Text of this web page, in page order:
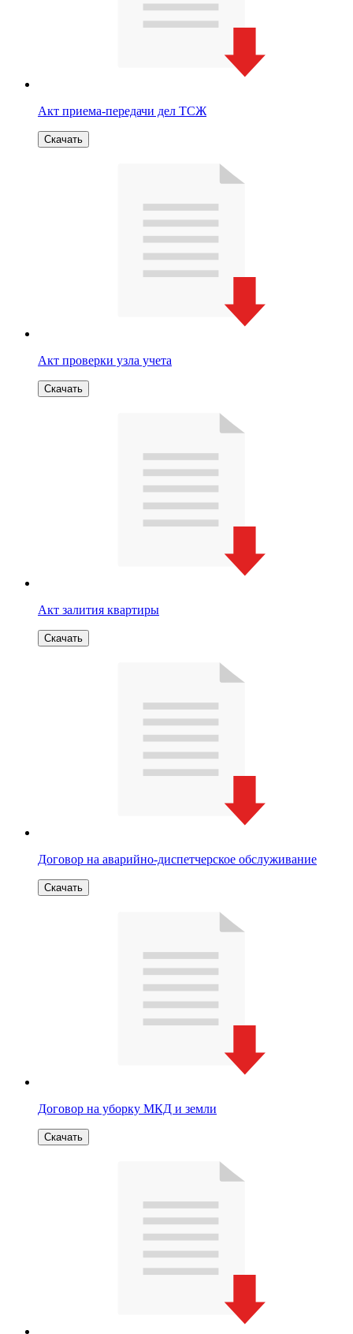
Акт приема-передачи дел ТСЖ
Скачать
Акт проверки узла учета
Скачать
Акт залития квартиры
Скачать
Договор на аварийно-диспетчерское обслуживание
Скачать
Договор на уборку МКД и земли
Скачать